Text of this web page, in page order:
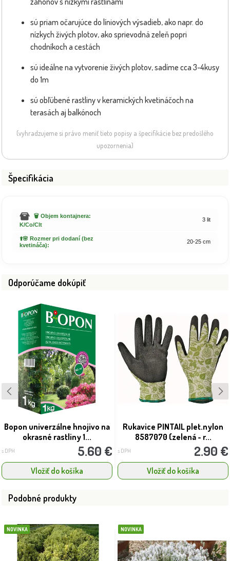
sú priam očarujúce do líniových výsadieb, ako napr. do
nízkych živých plotov, ako sprievodná zeleň popri
chodníkoch a cestách
sú ideálne na vytvorenie živých plotov, sadíme cca 3-4kusy
do 1m
sú obľúbené rastliny v keramických kvetináčoch na
terasách aj balkónoch
(vyhradzujeme si právo meniť tieto popisy a špecifikácie bez predošlého
upozornenia)
Špecifikácia
🗑️ Objem kontajnera:
K/Co/Clt
3 lit
⬆️🌸 Rozmer pri dodaní (bez
kvetináča):
20-25 cm
Odporúčame dokúpiť
Bopon univerzálne hnojivo na
okrasné rastliny 1...
s DPH 5.60 €
Vložiť do košíka
Rukavice PINTAIL plet.nylon
8587070 (zelená - r...
s DPH 2.90 €
Vložiť do košíka
Podobné produkty
NOVINKA NOVINKA